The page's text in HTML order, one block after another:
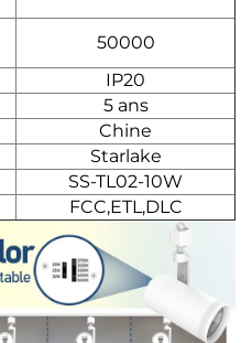
50000
IP20
5 ans
Chine
Starlake
SS-TL02-10W
FCC,ETL,DLC